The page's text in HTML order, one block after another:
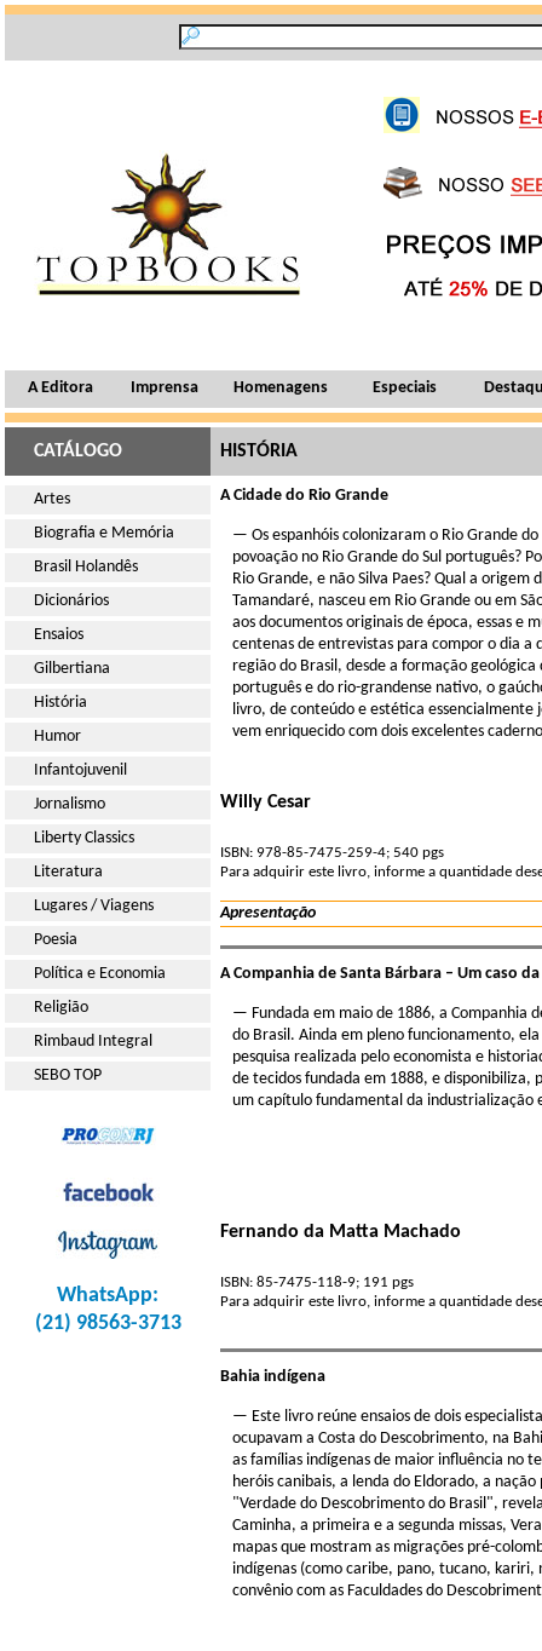
A Editora Imprensa Homenagens Especiais
CATÁLOGO HISTÓRIA
Artes
Biografia e Memória
Brasil Holandês
Dicionários
Ensaios
Gilbertiana
História
Humor
Infantojuvenil
Jornalismo
Liberty Classics
Literatura
Lugares / Viagens
Poesia
Política e Economia
Religião
Rimbaud Integral
SEBO TOP
WhatsApp:
(21) 98563-3713
A Cidade do Rio Grande
— Os espanhóis colonizaram o Rio Grande
povoação no Rio Grande do Sul português?
Rio Grande, e não Silva Paes? Qual a
Tamandaré, nasceu em Rio Grande ou em
aos documentos originais de época, essas e
centenas de entrevistas para compor o dia a
região do Brasil, desde a formação
português e do rio-grandense nativo, o
livro, de conteúdo e estética
vem enriquecido com dois excelentes
Willy Cesar
ISBN: 978-85-7475-259-4; 540 pgs
Para adquirir este livro, informe a quantidade
Apresentação
A Companhia de Santa Bárbara – Um caso
— Fundada em maio de 1886, a Companhia
do Brasil. Ainda em pleno funcionamento,
pesquisa realizada pelo economista e
de tecidos fundada em 1888, e
um capítulo fundamental da industrialização
Fernando da Matta Machado
ISBN: 85-7475-118-9; 191 pgs
Para adquirir este livro, informe a quantidade
Bahia indígena
— Este livro reúne ensaios de dois
ocupavam a Costa do Descobrimento, na
as famílias indígenas de maior influência no
heróis canibais, a lenda do Eldorado, a
"Verdade do Descobrimento do Brasil",
Caminha, a primeira e a segunda missas,
mapas que mostram as migrações pré-
indígenas (como caribe, pano, tucano,
convênio com as Faculdades do